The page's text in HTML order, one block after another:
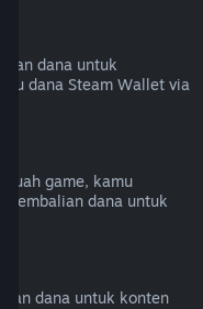
dana untuk
dana Steam Wallet via
game, kamu
dana untuk
dana untuk konten